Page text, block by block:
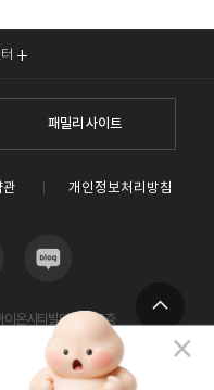
TOP
패밀리 사이트
개인정보처리방침
이온시티빌딩 13~15층
표전화번호 / 1577-3653
20(우동) 센텀타워메디컬 14층